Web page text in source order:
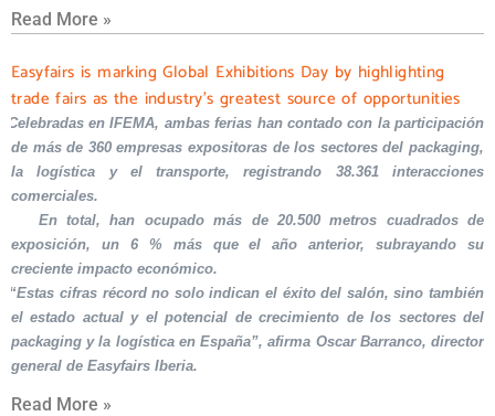
Read More »
Easyfairs is marking Global Exhibitions Day by highlighting
trade fairs as the industry’s greatest source of opportunities
Celebradas en IFEMA, ambas ferias han contado con la participación
de más de 360 empresas expositoras de los sectores del packaging,
la logística y el transporte, registrando 38.361 interacciones
comerciales.
En total, han ocupado más de 20.500 metros cuadrados de
exposición, un 6 % más que el año anterior, subrayando su
creciente impacto económico.
“Estas cifras récord no solo indican el éxito del salón, sino también
el estado actual y el potencial de crecimiento de los sectores del
packaging y la logística en España”, afirma Oscar Barranco, director
general de Easyfairs Iberia.
Read More »